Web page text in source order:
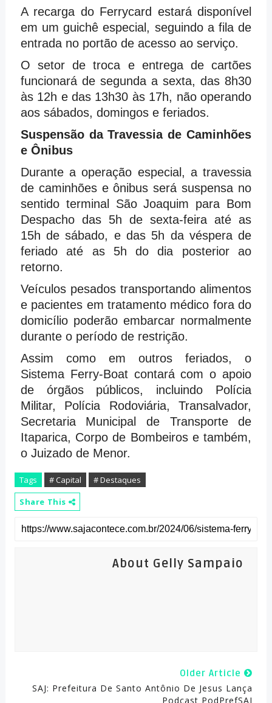
A recarga do Ferrycard estará disponível
em um guichê especial, seguindo a fila de
entrada no portão de acesso ao serviço.
O setor de troca e entrega de cartões
funcionará de segunda a sexta, das 8h30
às 12h e das 13h30 às 17h, não operando
aos sábados, domingos e feriados.
Suspensão da Travessia de Caminhões
e Ônibus
Durante a operação especial, a travessia
de caminhões e ônibus será suspensa no
sentido terminal São Joaquim para Bom
Despacho das 5h de sexta-feira até as
15h de sábado, e das 5h da véspera de
feriado até as 5h do dia posterior ao
retorno.
Veículos pesados transportando alimentos
e pacientes em tratamento médico fora do
domicílio poderão embarcar normalmente
durante o período de restrição.
Assim como em outros feriados, o
Sistema Ferry-Boat contará com o apoio
de órgãos públicos, incluindo Polícia
Militar, Polícia Rodoviária, Transalvador,
Secretaria Municipal de Transporte de
Itaparica, Corpo de Bombeiros e também,
o Juizado de Menor.
Tags # Capital
# Destaques
Share This
About Gelly Sampaio
Older Article
SAJ: Prefeitura De Santo Antônio De Jesus Lança
Podcast PodPrefSAJ